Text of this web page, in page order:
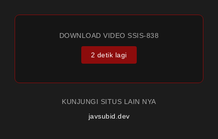
DOWNLOAD VIDEO SSIS-838
2 detik lagi
KUNJUNGI SITUS LAIN NYA
javsubid.dev